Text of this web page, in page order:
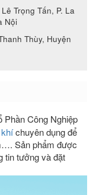
Trọng Tấn, P. La
Nội
Thùy, Huyện
Phần Công Nghiệp
chuyên dụng để
Sản phẩm được
tin tưởng và đặt